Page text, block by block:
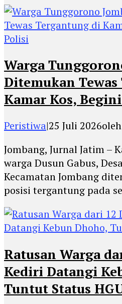
Warga
Ditemukan
Kamar Kos,
Peristiwa|25 Juli 2026oleh
Jombang, Jurnal Jatim –
warga Dusun Gabus,
Kecamatan Jombang
posisi tergantung pada
Ratusan Warga
Kediri Datangi
Tuntut Status